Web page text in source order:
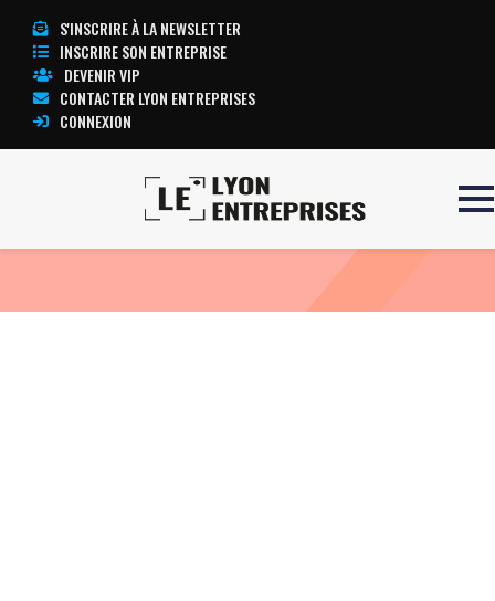
S'INSCRIRE À LA NEWSLETTER
INSCRIRE SON ENTREPRISE
DEVENIR VIP
CONTACTER LYON ENTREPRISES
CONNEXION